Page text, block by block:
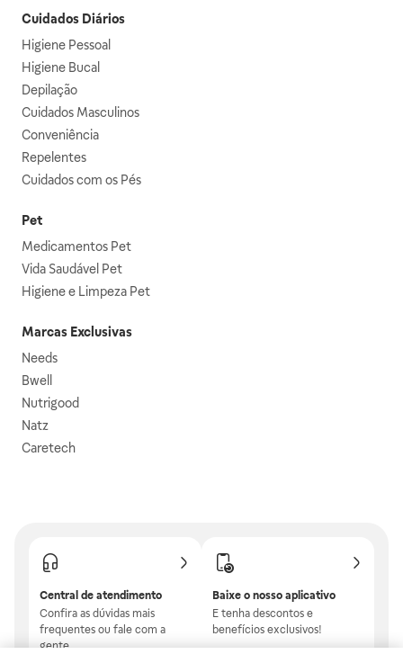
Cuidados Diários
Higiene Pessoal
Higiene Bucal
Depilação
Cuidados Masculinos
Conveniência
Repelentes
Cuidados com os Pés
Pet
Medicamentos Pet
Vida Saudável Pet
Higiene e Limpeza Pet
Marcas Exclusivas
Needs
Bwell
Nutrigood
Natz
Caretech
Central de atendimento
Confira as dúvidas mais
frequentes ou fale com a
gente.
Baixe o nosso aplicativo
E tenha descontos e
benefícios exclusivos!